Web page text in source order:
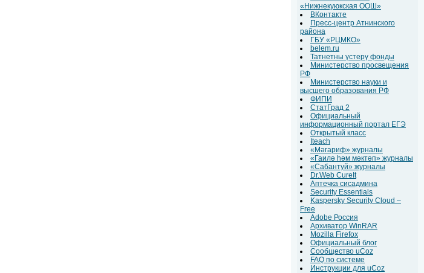
«Нижнекуюкская ООШ»
ВКонтакте
Пресс-центр Атнинского
района
ГБУ «РЦМКО»
belem.ru
Татнетны үстерү фонды
Министерство просвещения
РФ
Министерство науки и
высшего образования РФ
ФИПИ
СтатГрад 2
Официальный
информационный портал ЕГЭ
Открытый класс
Iteach
«Мәгариф» журналы
«Гаилә һәм мәктәп» журналы
«Сабантуй» журналы
Dr.Web CureIt
Аптечка сисадмина
Security Essentials
Kaspersky Security Cloud –
Free
Adobe Россия
Архиватор WinRAR
Mozilla Firefox
Официальный блог
Сообщество uCoz
FAQ по системе
Инструкции для uCoz